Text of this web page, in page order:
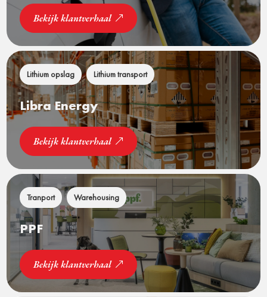
Bekijk klantverhaal
Lithium opslag Lithium transport
Libra Energy
Bekijk klantverhaal
Tranport Warehousing
PPF
Bekijk klantverhaal